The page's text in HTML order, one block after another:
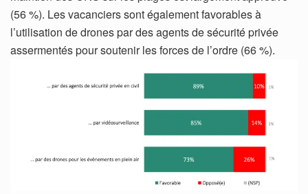
(56 %). Les vacanciers sont également favorables à
l’utilisation de drones par des agents de sécurité privée
assermentés pour soutenir les forces de l’ordre (66 %).